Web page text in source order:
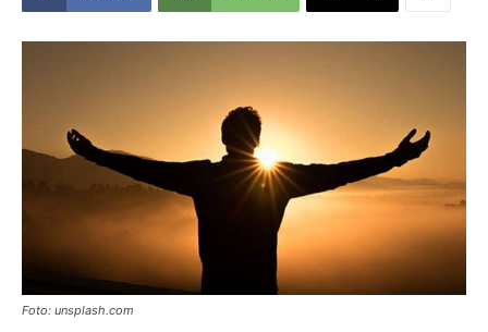
Foto: unsplash.com